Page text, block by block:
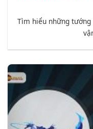
Tìm hiểu những tướng